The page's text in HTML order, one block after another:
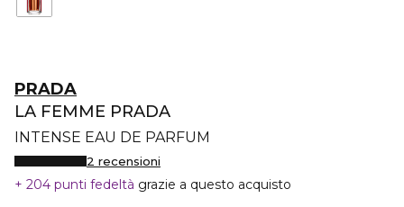
PRADA
LA FEMME PRADA
INTENSE EAU DE PARFUM
2 recensioni
204 punti fedeltà grazie a questo acquisto